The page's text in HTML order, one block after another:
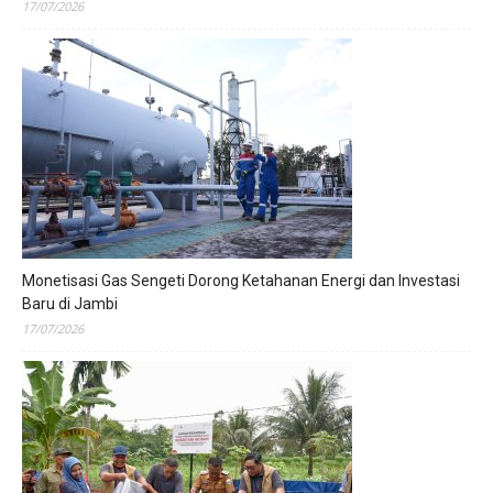
17/07/2026
Monetisasi Gas Sengeti Dorong Ketahanan Energi dan Investasi
Baru di Jambi
17/07/2026